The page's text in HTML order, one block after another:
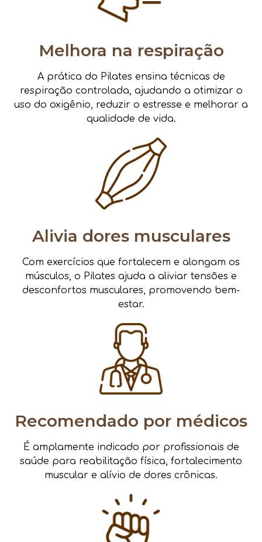
Melhora na respiração
A prática do Pilates ensina técnicas de
respiração controlada, ajudando a otimizar o
uso do oxigênio, reduzir o estresse e melhorar a
qualidade de vida.
Alivia dores musculares
Com exercícios que fortalecem e alongam os
músculos, o Pilates ajuda a aliviar tensões e
desconfortos musculares, promovendo bem-
estar.
Recomendado por médicos
É amplamente indicado por profissionais de
saúde para reabilitação física, fortalecimento
muscular e alívio de dores crônicas.